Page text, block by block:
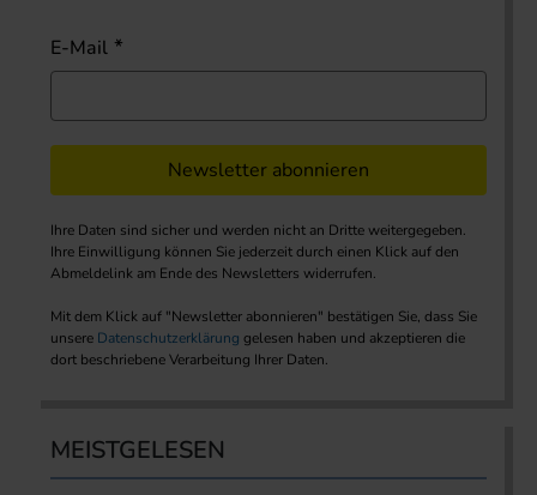
E-Mail
Newsletter abonnieren
Ihre Daten sind sicher und werden nicht an Dritte weitergegeben.
Ihre Einwilligung können Sie jederzeit durch einen Klick auf den
Abmeldelink am Ende des Newsletters widerrufen.
Mit dem Klick auf "Newsletter abonnieren" bestätigen Sie, dass Sie
unsere Datenschutzerklärung gelesen haben und akzeptieren die
dort beschriebene Verarbeitung Ihrer Daten.
MEISTGELESEN